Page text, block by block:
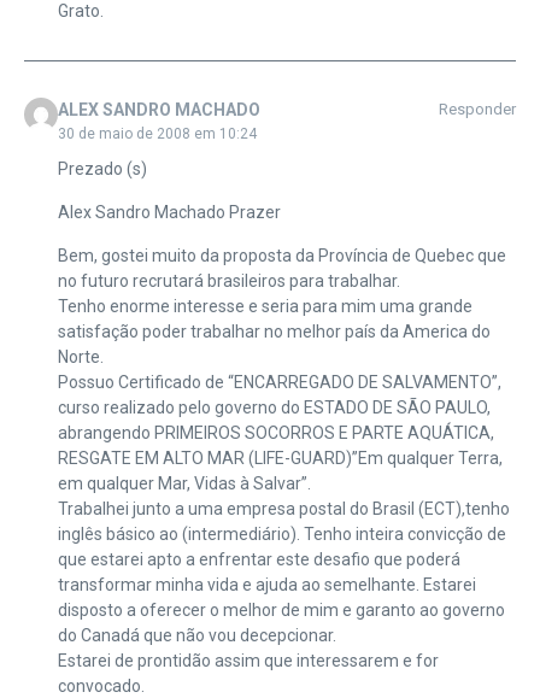
Grato.
ALEX SANDRO MACHADO
30 de maio de 2008 em 10:24
Responder
Prezado (s)
Alex Sandro Machado Prazer
Bem, gostei muito da proposta da Província de Quebec que
no futuro recrutará brasileiros para trabalhar.
Tenho enorme interesse e seria para mim uma grande
satisfação poder trabalhar no melhor país da America do
Norte.
Possuo Certificado de “ENCARREGADO DE SALVAMENTO”,
curso realizado pelo governo do ESTADO DE SÃO PAULO,
abrangendo PRIMEIROS SOCORROS E PARTE AQUÁTICA,
RESGATE EM ALTO MAR (LIFE-GUARD)”Em qualquer Terra,
em qualquer Mar, Vidas à Salvar”.
Trabalhei junto a uma empresa postal do Brasil (ECT),tenho
inglês básico ao (intermediário). Tenho inteira convicção de
que estarei apto a enfrentar este desafio que poderá
transformar minha vida e ajuda ao semelhante. Estarei
disposto a oferecer o melhor de mim e garanto ao governo
do Canadá que não vou decepcionar.
Estarei de prontidão assim que interessarem e for
convocado.